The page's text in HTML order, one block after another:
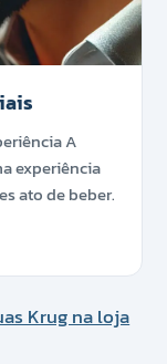
A
experiência
ato de beber.
Krug na loja